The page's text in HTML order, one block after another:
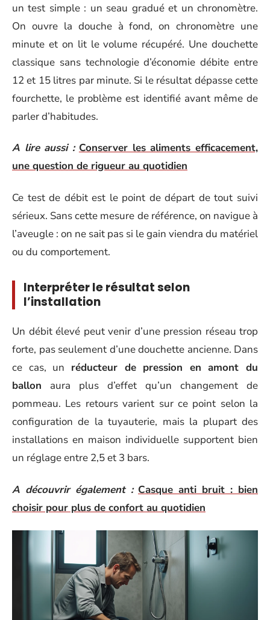
un test simple : un seau gradué et un chronomètre.
On ouvre la douche à fond, on chronomètre une
minute et on lit le volume récupéré. Une douchette
classique sans technologie d’économie débite entre
12 et 15 litres par minute. Si le résultat dépasse cette
fourchette, le problème est identifié avant même de
parler d’habitudes.
A lire aussi : Conserver les aliments efficacement,
une question de rigueur au quotidien
Ce test de débit est le point de départ de tout suivi
sérieux. Sans cette mesure de référence, on navigue à
l’aveugle : on ne sait pas si le gain viendra du matériel
ou du comportement.
Interpréter le résultat selon
l’installation
Un débit élevé peut venir d’une pression réseau trop
forte, pas seulement d’une douchette ancienne. Dans
ce cas, un réducteur de pression en amont du
ballon aura plus d’effet qu’un changement de
pommeau. Les retours varient sur ce point selon la
configuration de la tuyauterie, mais la plupart des
installations en maison individuelle supportent bien
un réglage entre 2,5 et 3 bars.
A découvrir également : Casque anti bruit : bien
choisir pour plus de confort au quotidien